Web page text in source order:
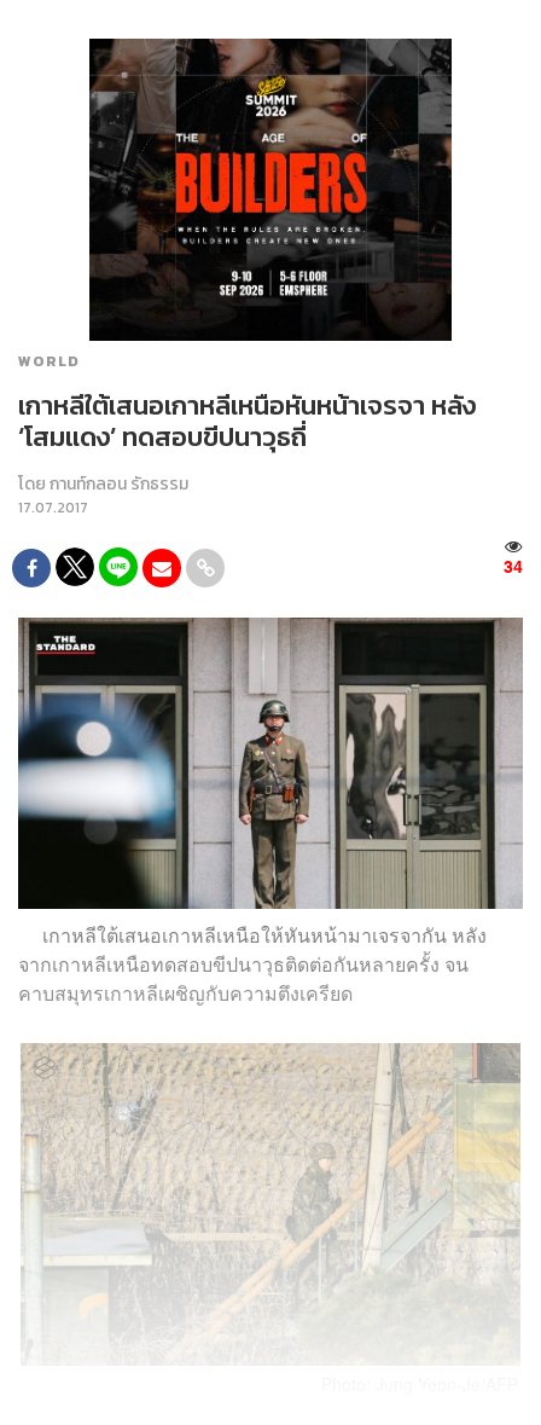
WORLD
เกาหลีใต้เสนอเกาหลีเหนือหันหน้าเจรจา หลัง
‘โสมแดง’ ทดสอบขีปนาวุธถี่
โดยกานท์กลอน รักธรรม
17.07.2017
34
เกาหลีใต้เสนอเกาหลีเหนือให้หันหน้ามาเจรจากัน หลัง
จากเกาหลีเหนือทดสอบขีปนาวุธติดต่อกันหลายครั้ง จน
คาบสมุทรเกาหลีเผชิญกับความตึงเครียด